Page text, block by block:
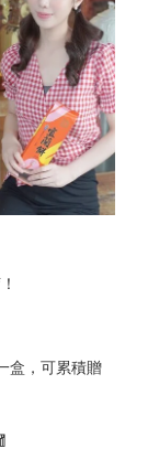
盒，可累積贈